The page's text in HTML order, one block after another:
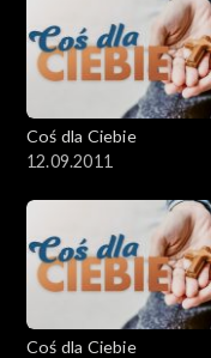
Coś dla Ciebie
12.09.2011
Coś dla Ciebie